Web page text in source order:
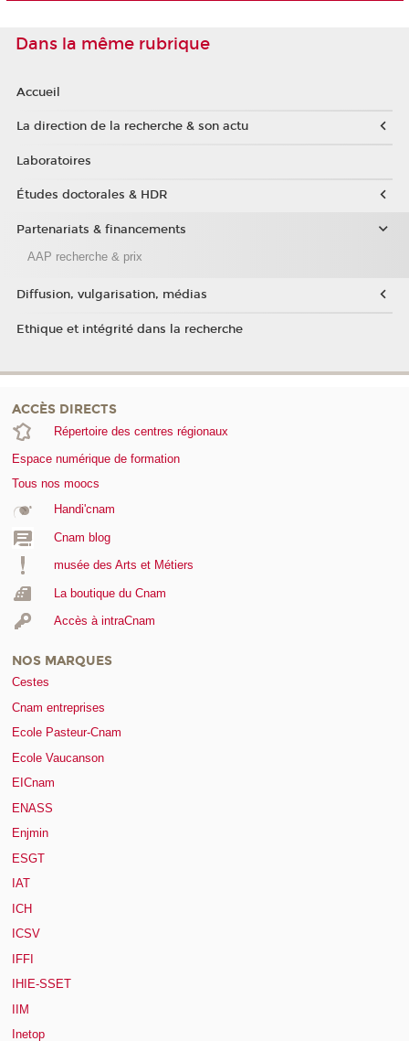
Dans la même rubrique
Accueil
La direction de la recherche & son actu
Laboratoires
Études doctorales & HDR
Partenariats & financements
AAP recherche & prix
Diffusion, vulgarisation, médias
Ethique et intégrité dans la recherche
ACCÈS DIRECTS
Répertoire des centres régionaux
Espace numérique de formation
Tous nos moocs
Handi'cnam
Cnam blog
musée des Arts et Métiers
La boutique du Cnam
Accès à intraCnam
NOS MARQUES
Cestes
Cnam entreprises
Ecole Pasteur-Cnam
Ecole Vaucanson
EICnam
ENASS
Enjmin
ESGT
IAT
ICH
ICSV
IFFI
IHIE-SSET
IIM
Inetop